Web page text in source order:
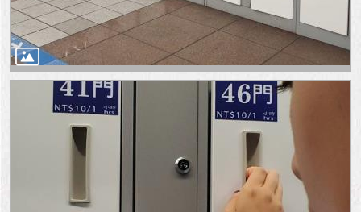
政
府
網
站